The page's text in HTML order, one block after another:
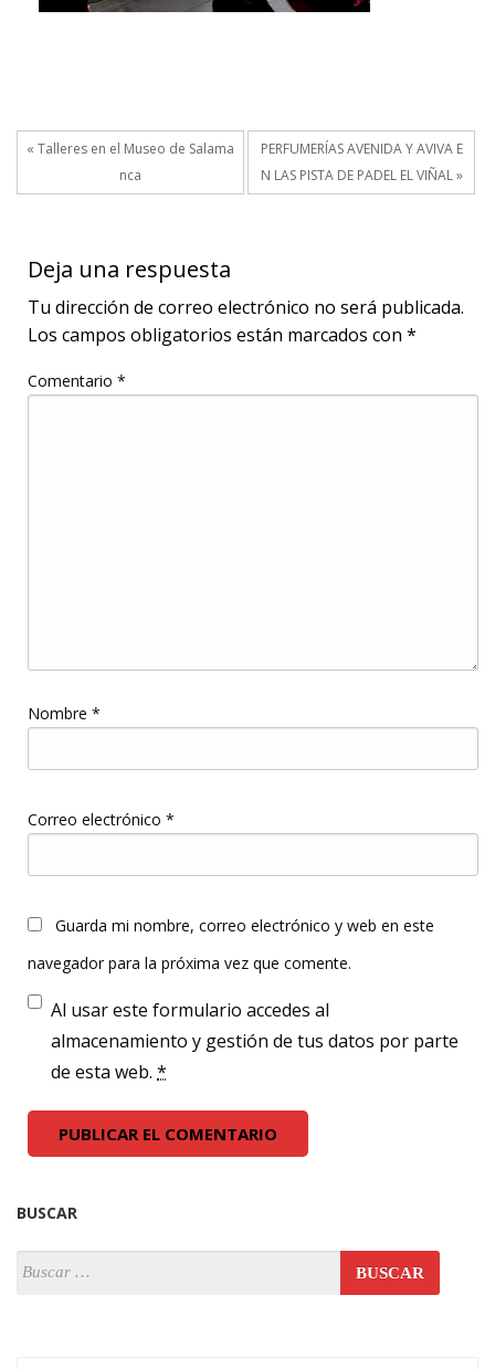
« Talleres en el Museo de Salama
nca
PERFUMERÍAS AVENIDA Y AVIVA E
N LAS PISTA DE PADEL EL VIÑAL »
Deja una respuesta
Tu dirección de correo electrónico no será publicada.
Los campos obligatorios están marcados con *
Comentario *
Nombre *
Correo electrónico *
Guarda mi nombre, correo electrónico y web en este
navegador para la próxima vez que comente.
Al usar este formulario accedes al
almacenamiento y gestión de tus datos por parte
de esta web. *
BUSCAR